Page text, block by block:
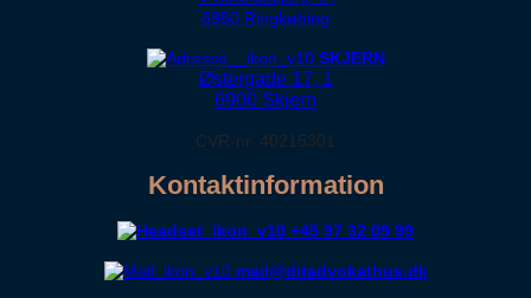
6950 Ringkøbing
SKJERN
Østergade 17, 1
6900 Skjern
CVR-nr. 40215301
Kontaktinformation
+45 97 32 09 99
mail@ditadvokathus.dk